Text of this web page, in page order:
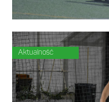
Aktualność